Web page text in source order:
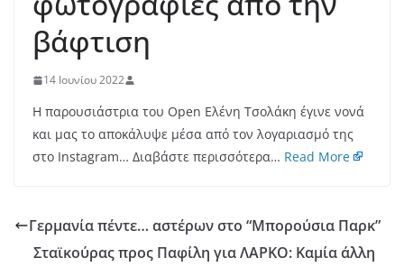
βάφτιση
14 Ιουνίου 2022
Η παρουσιάστρια του Open Ελένη Τσολάκη έγινε νονά
και μας το αποκάλυψε μέσα από τον λογαριασμό της
στο Instagram… Διαβάστε περισσότερα… Read More
Γερμανία πέντε… αστέρων στο “Μπορούσια Παρκ”
Σταϊκούρας προς Παφίλη για ΛΑΡΚΟ: Καμία άλλη